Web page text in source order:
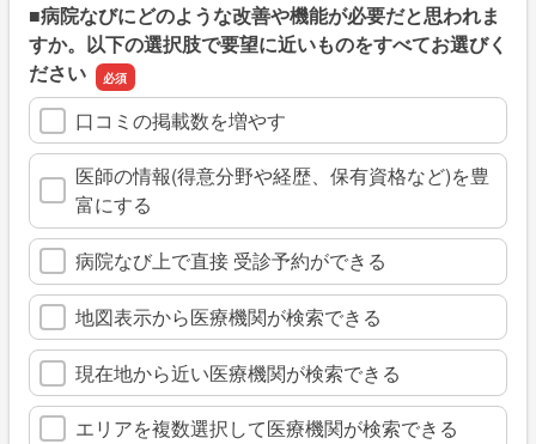
■病院なびにどのような改善や機能が必要だと思われま
すか。以下の選択肢で要望に近いものをすべてお選びく
ださい
口コミの掲載数を増やす
医師の情報(得意分野や経歴、保有資格など)を豊
富にする
病院なび上で直接 受診予約ができる
地図表示から医療機関が検索できる
現在地から近い医療機関が検索できる
エリアを複数選択して医療機関が検索できる